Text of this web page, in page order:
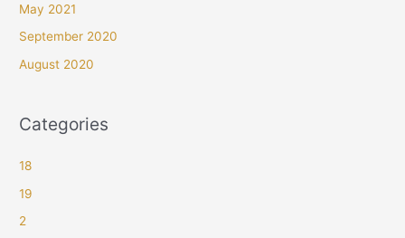
May 2021
September 2020
August 2020
Categories
18
19
2